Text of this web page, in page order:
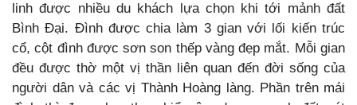
linh được nhiều du khách lựa chọn khi tới mảnh đất
Bình Đại. Đình được chia làm 3 gian với lối kiến trúc
cổ, cột đình được sơn son thếp vàng đẹp mắt. Mỗi gian
đều được thờ một vị thần liên quan đến đời sống của
người dân và các vị Thành Hoàng làng. Phần trên mái